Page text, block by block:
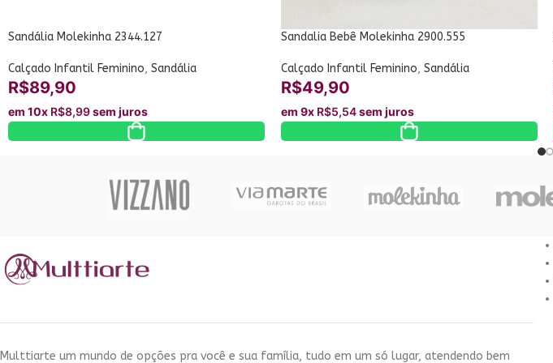
Sandália Molekinha 2344.127
Calçado Infantil Feminino, Sandália
R$89,90
em 10x R$8,99sem juros
Sandalia Bebê Molekinha 2900.555
Calçado Infantil Feminino, Sandália
R$49,90
em 9x R$5,54sem juros
Multtiarte um mundo de opções pra você e sua família, tudo em um só lugar, atendendo bem